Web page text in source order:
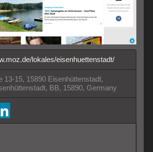
lokales/eisenhuettenstadt/
13-15, 15890 Eisenhüttenstadt,
BB, 15890, Germany